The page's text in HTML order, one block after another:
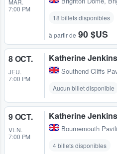
MAR.
7:00 PM
18 billets disponibles
à partir de 90 $US
8 OCT.
JEU.
7:00 PM
Katherine
Southend Cliffs
Aucun billet disponible
9 OCT.
VEN.
7:00 PM
Katherine
Bournemouth
4 billets disponibles